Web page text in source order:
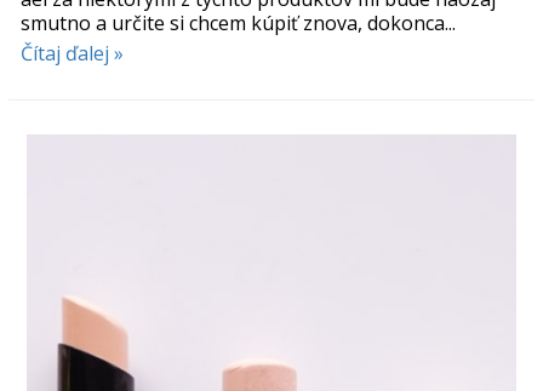
smutno a určite si chcem kúpiť znova, dokonca...
Čítaj ďalej »